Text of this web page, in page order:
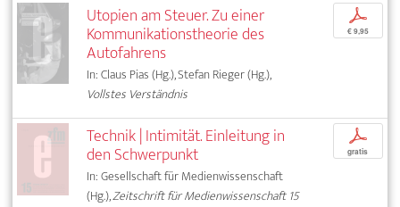
Utopien am Steuer. Zu einer
Kommunikationstheorie des
Autofahrens
In: Claus Pias (Hg.), Stefan Rieger (Hg.),
Vollstes Verständnis
p
€ 9,95
Technik | Intimität. Einleitung in
den Schwerpunkt
In: Gesellschaft für Medienwissenschaft
(Hg.),Zeitschrift für Medienwissenschaft 15
p
gratis